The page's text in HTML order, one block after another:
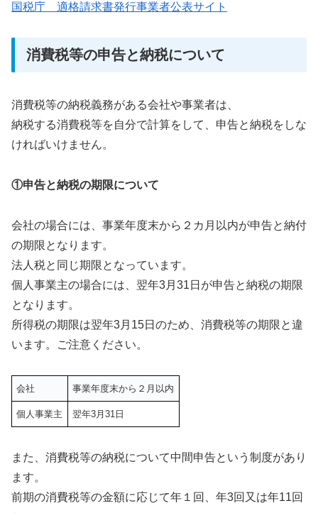
国税庁 適格請求書発行事業者公表サイト
消費税等の申告と納税について
消費税等の納税義務がある会社や事業者は、
納税する消費税等を自分で計算をして、申告と納税をしな
ければいけません。
①申告と納税の期限について
会社の場合には、事業年度末から２カ月以内が申告と納付
の期限となります。
法人税と同じ期限となっています。
個人事業主の場合には、翌年3月31日が申告と納税の期限
となります。
所得税の期限は翌年3月15日のため、消費税等の期限と違
います。ご注意ください。
会社 事業年度末から２月以内
個人事業主 翌年3月31日
また、消費税等の納税について中間申告という制度があり
ます。
前期の消費税等の金額に応じて年１回、年3回又は年11回